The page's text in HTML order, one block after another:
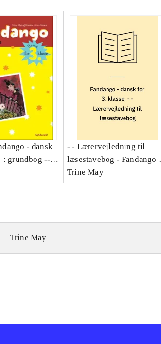
- dansk
: grundbog --
B
- - Lærervejledning til
læsestavebog - Fandango -
dansk for 3. klasse :
Trine May
Trine May